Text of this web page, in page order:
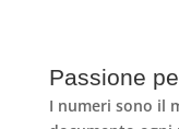
Passione
I numeri sono il